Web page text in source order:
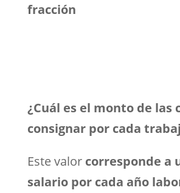
fracción
¿Cuál es el monto de las
consignar por cada
Este valor corresponde a
salario por cada año